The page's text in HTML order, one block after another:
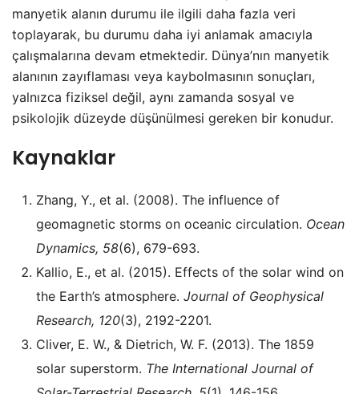
manyetik alanın durumu ile ilgili daha fazla veri
toplayarak, bu durumu daha iyi anlamak amacıyla
çalışmalarına devam etmektedir. Dünya’nın manyetik
alanının zayıflaması veya kaybolmasının sonuçları,
yalnızca fiziksel değil, aynı zamanda sosyal ve
psikolojik düzeyde düşünülmesi gereken bir konudur.
Kaynaklar
Zhang, Y., et al. (2008). The influence of
geomagnetic storms on oceanic circulation. Ocean
Dynamics, 58(6), 679-693.
Kallio, E., et al. (2015). Effects of the solar wind on
the Earth’s atmosphere. Journal of Geophysical
Research, 120(3), 2192-2201.
Cliver, E. W., & Dietrich, W. F. (2013). The 1859
solar superstorm. The International Journal of